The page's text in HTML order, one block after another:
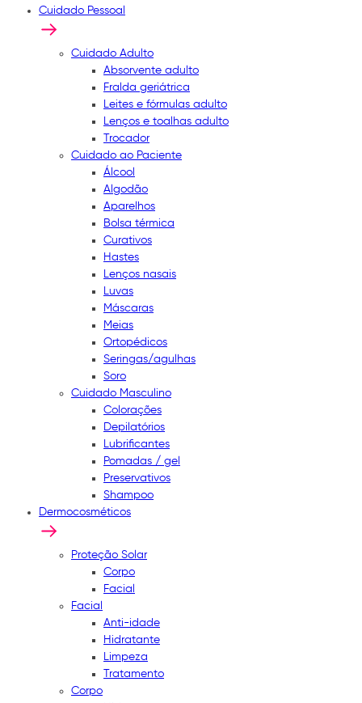
Cuidado Pessoal
Cuidado Adulto
Absorvente adulto
Fralda geriátrica
Leites e fórmulas adulto
Lenços e toalhas adulto
Trocador
Cuidado ao Paciente
Álcool
Algodão
Aparelhos
Bolsa térmica
Curativos
Hastes
Lenços nasais
Luvas
Máscaras
Meias
Ortopédicos
Seringas/agulhas
Soro
Cuidado Masculino
Colorações
Depilatórios
Lubrificantes
Pomadas / gel
Preservativos
Shampoo
Dermocosméticos
Proteção Solar
Corpo
Facial
Facial
Anti-idade
Hidratante
Limpeza
Tratamento
Corpo